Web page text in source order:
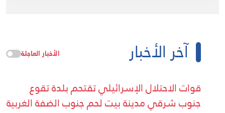
آخر الأخبار الأخبار العاجلة
قوات الاحتلال الإسرائيلي تقتحم بلدة تقوع
جنوب شرقي مدينة بيت لحم جنوب الضفة الغربية